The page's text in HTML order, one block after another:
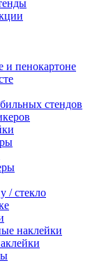
и пенокартоне
стендов
/ стекло
наклейки